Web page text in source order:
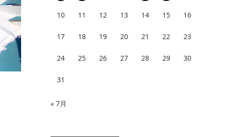
10 11 12 13 14 15 16
17 18 19 20 21 22 23
24 25 26 27 28 29 30
31
« 7月